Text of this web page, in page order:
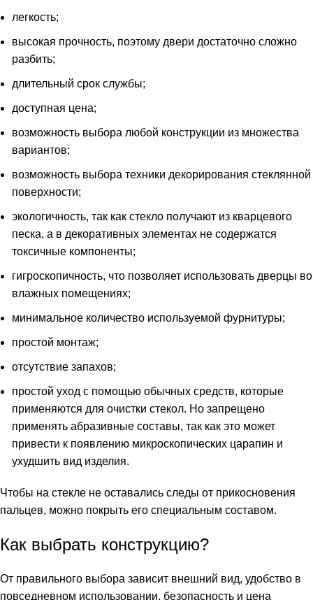
легкость;
высокая прочность, поэтому двери достаточно сложно
разбить;
длительный срок службы;
доступная цена;
возможность выбора любой конструкции из множества
вариантов;
возможность выбора техники декорирования стеклянной
поверхности;
экологичность, так как стекло получают из кварцевого
песка, а в декоративных элементах не содержатся
токсичные компоненты;
гигроскопичность, что позволяет использовать дверцы во
влажных помещениях;
минимальное количество используемой фурнитуры;
простой монтаж;
отсутствие запахов;
простой уход с помощью обычных средств, которые
применяются для очистки стекол. Но запрещено
применять абразивные составы, так как это может
привести к появлению микроскопических царапин и
ухудшить вид изделия.
Чтобы на стекле не оставались следы от прикосновения
пальцев, можно покрыть его специальным составом.
Как выбрать конструкцию?
От правильного выбора зависит внешний вид, удобство в
повседневном использовании, безопасность и цена